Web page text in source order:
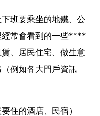
班要乘坐的地鐵、公
經常會看到的一些****
、居民住宅、做生意
例如各大門戶資訊
住的酒店、民宿）